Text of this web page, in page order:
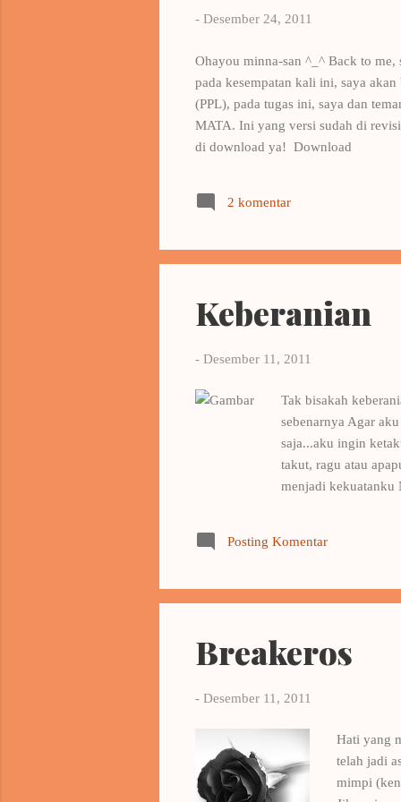
- Desember 24, 2011
Ohayou minna-san ^_^ Back to
pada kesempatan kali ini, saya
(PPL), pada tugas ini, saya dan
MATA. Ini yang versi sudah di
di download ya! Download
2 komentar
Keberanian
- Desember 11, 2011
Tak bisakah
sebenarnya Agar
saja...aku ingin
takut, ragu atau
menjadi kekuatanku
Posting Komentar
Breakeros
- Desember 11, 2011
Hati yang
telah jadi
mimpi